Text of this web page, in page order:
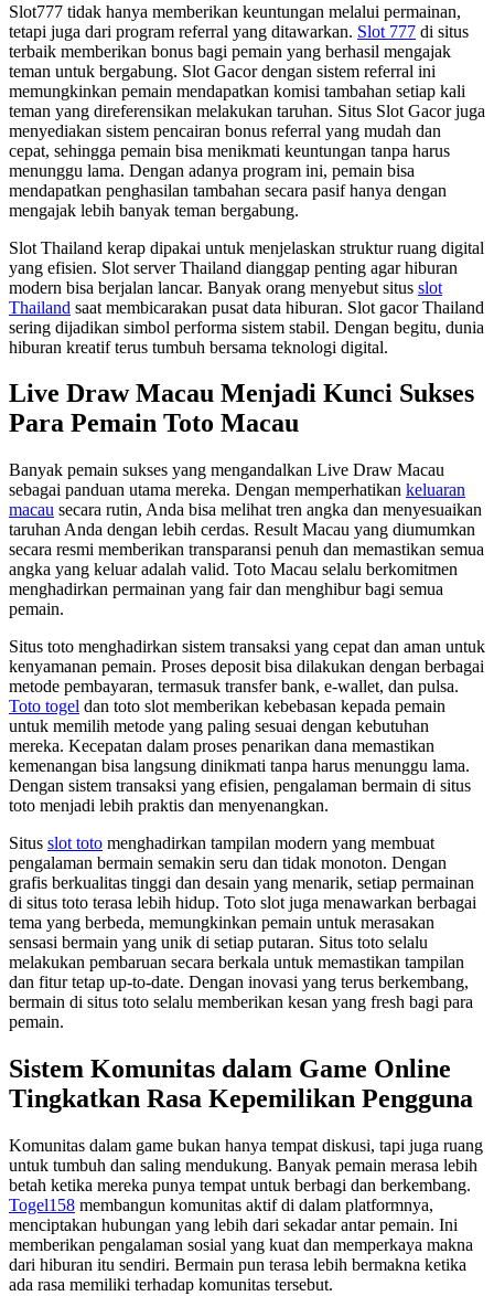
Slot777 tidak hanya memberikan keuntungan melalui permainan,
tetapi juga dari program referral yang ditawarkan. Slot 777 di situs
terbaik memberikan bonus bagi pemain yang berhasil mengajak
teman untuk bergabung. Slot Gacor dengan sistem referral ini
memungkinkan pemain mendapatkan komisi tambahan setiap kali
teman yang direferensikan melakukan taruhan. Situs Slot Gacor juga
menyediakan sistem pencairan bonus referral yang mudah dan
cepat, sehingga pemain bisa menikmati keuntungan tanpa harus
menunggu lama. Dengan adanya program ini, pemain bisa
mendapatkan penghasilan tambahan secara pasif hanya dengan
mengajak lebih banyak teman bergabung.
Slot Thailand kerap dipakai untuk menjelaskan struktur ruang digital
yang efisien. Slot server Thailand dianggap penting agar hiburan
modern bisa berjalan lancar. Banyak orang menyebut situs slot
Thailand saat membicarakan pusat data hiburan. Slot gacor Thailand
sering dijadikan simbol performa sistem stabil. Dengan begitu, dunia
hiburan kreatif terus tumbuh bersama teknologi digital.
Live Draw Macau Menjadi Kunci Sukses
Para Pemain Toto Macau
Banyak pemain sukses yang mengandalkan Live Draw Macau
sebagai panduan utama mereka. Dengan memperhatikan keluaran
macau secara rutin, Anda bisa melihat tren angka dan menyesuaikan
taruhan Anda dengan lebih cerdas. Result Macau yang diumumkan
secara resmi memberikan transparansi penuh dan memastikan semua
angka yang keluar adalah valid. Toto Macau selalu berkomitmen
menghadirkan permainan yang fair dan menghibur bagi semua
pemain.
Situs toto menghadirkan sistem transaksi yang cepat dan aman untuk
kenyamanan pemain. Proses deposit bisa dilakukan dengan berbagai
metode pembayaran, termasuk transfer bank, e-wallet, dan pulsa.
Toto togel dan toto slot memberikan kebebasan kepada pemain
untuk memilih metode yang paling sesuai dengan kebutuhan
mereka. Kecepatan dalam proses penarikan dana memastikan
kemenangan bisa langsung dinikmati tanpa harus menunggu lama.
Dengan sistem transaksi yang efisien, pengalaman bermain di situs
toto menjadi lebih praktis dan menyenangkan.
Situs slot toto menghadirkan tampilan modern yang membuat
pengalaman bermain semakin seru dan tidak monoton. Dengan
grafis berkualitas tinggi dan desain yang menarik, setiap permainan
di situs toto terasa lebih hidup. Toto slot juga menawarkan berbagai
tema yang berbeda, memungkinkan pemain untuk merasakan
sensasi bermain yang unik di setiap putaran. Situs toto selalu
melakukan pembaruan secara berkala untuk memastikan tampilan
dan fitur tetap up-to-date. Dengan inovasi yang terus berkembang,
bermain di situs toto selalu memberikan kesan yang fresh bagi para
pemain.
Sistem Komunitas dalam Game Online
Tingkatkan Rasa Kepemilikan Pengguna
Komunitas dalam game bukan hanya tempat diskusi, tapi juga ruang
untuk tumbuh dan saling mendukung. Banyak pemain merasa lebih
betah ketika mereka punya tempat untuk berbagi dan berkembang.
Togel158 membangun komunitas aktif di dalam platformnya,
menciptakan hubungan yang lebih dari sekadar antar pemain. Ini
memberikan pengalaman sosial yang kuat dan memperkaya makna
dari hiburan itu sendiri. Bermain pun terasa lebih bermakna ketika
ada rasa memiliki terhadap komunitas tersebut.